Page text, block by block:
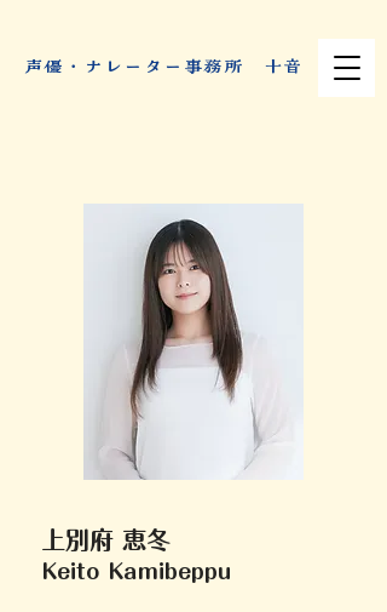
​声優・ナレーター事務所 十音
上別府 恵冬
Keito Kamibeppu